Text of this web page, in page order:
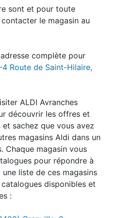
sont et pour toute
le magasin au
complète pour
4 Route de Saint-Hilaire,
ALDI Avranches
découvrir les offres et
sachez que vous avez
magasins Aldi dans un
Chaque magasin vous
pour répondre à
liste de ces magasins
disponibles et
: